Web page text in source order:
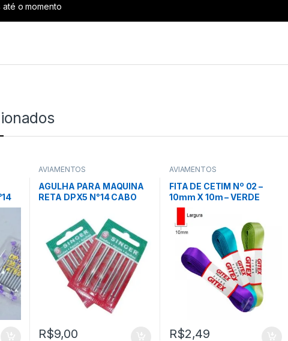
até o momento
AVIAMENTOS
AGULHA PARA MAQUINA
RETA DPX5 N°14 CABO
R$9,00
AVIAMENTOS
FITA DE CETIM Nº 02 –
10mm X 10m – VERDE
ESMERALDA (201) – GITEX
R$2,49